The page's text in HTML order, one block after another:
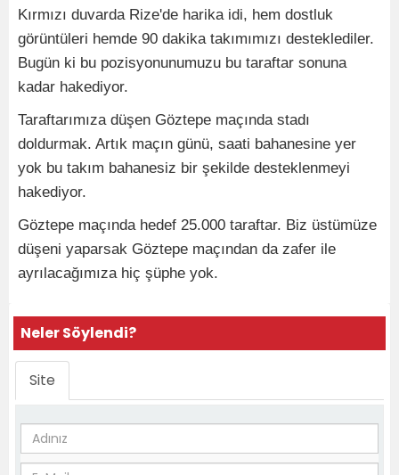
Kırmızı duvarda Rize'de harika idi, hem dostluk
görüntüleri hemde 90 dakika takımımızı desteklediler.
Bugün ki bu pozisyonunumuzu bu taraftar sonuna
kadar hakediyor.
Taraftarımıza düşen Göztepe maçında stadı
doldurmak. Artık maçın günü, saati bahanesine yer
yok bu takım bahanesiz bir şekilde desteklenmeyi
hakediyor.
Göztepe maçında hedef 25.000 taraftar. Biz üstümüze
düşeni yaparsak Göztepe maçından da zafer ile
ayrılacağımıza hiç şüphe yok.
Neler Söylendi?
Site